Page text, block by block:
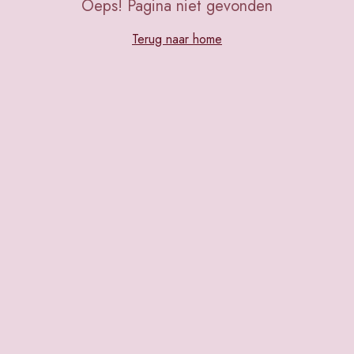
Oeps! Pagina niet gevonden
Terug naar home